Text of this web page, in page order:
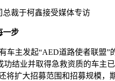
裁于柯鑫接受媒体专访
一步
车主发起“AED道路使者联盟
结业并取得急救资质的车主
将扩大招募范围和招募规模，